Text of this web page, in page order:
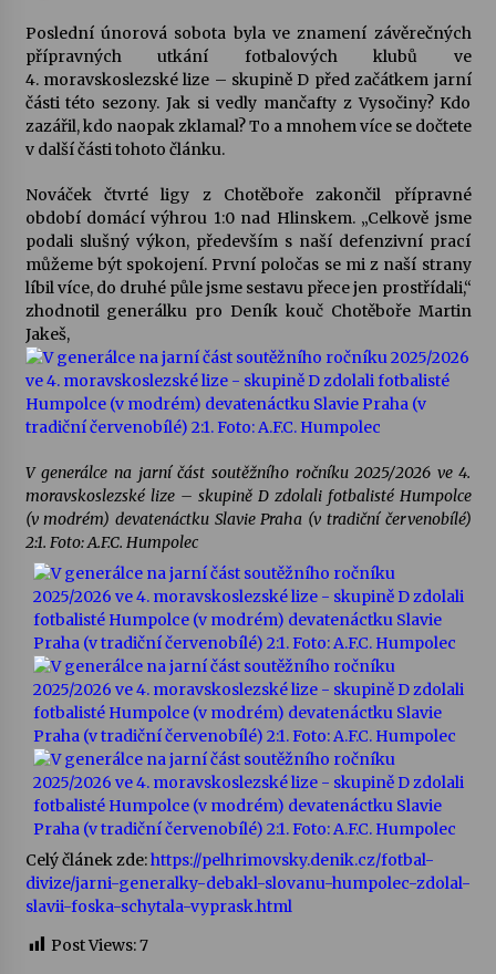
Letní koncerty ve Stromovce: Kolchoz a
Jenakaši
28. 7. 2026
23. 7. 2026
Letní koncerty ve Stromovce: Rufus Miller
22. 7. 2026
Vysočinka
17. 7. 2026
Ozvěny prázdnin
14. 7. 2026
Za kulturou kousek za Humpolec. V Želivě ožije
odkaz Josefa Čapka
13. 7. 2026
Varhanní recitál Michala Novenka v Klášteře
Želiv
3. 7. 2026
Petr Adamec – Malovaný svět
30. 6. 2026
Poslední únorová sobota byla ve znamení závěrečných
přípravných utkání fotbalových klubů ve
4. moravskoslezské lize – skupině D před začátkem jarní
části této sezony. Jak si vedly mančafty z Vysočiny? Kdo
zazářil, kdo naopak zklamal? To a mnohem více se dočtete
v další části tohoto článku.
Nováček čtvrté ligy z Chotěboře zakončil přípravné
období domácí výhrou 1:0 nad Hlinskem. „Celkově jsme
podali slušný výkon, především s naší defenzivní prací
můžeme být spokojení. První poločas se mi z naší strany
líbil více, do druhé půle jsme sestavu přece jen prostřídali,“
zhodnotil generálku pro Deník kouč Chotěboře Martin
Jakeš,
V generálce na jarní část soutěžního ročníku 2025/2026 ve 4.
moravskoslezské lize – skupině D zdolali fotbalisté Humpolce
(v modrém) devatenáctku Slavie Praha (v tradiční červenobílé)
2:1. Foto: A.F.C. Humpolec
Celý článek zde:https://pelhrimovsky.denik.cz/fotbal-
divize/jarni-generalky-debakl-slovanu-humpolec-zdolal-
slavii-foska-schytala-vyprask.html
Post Views:7